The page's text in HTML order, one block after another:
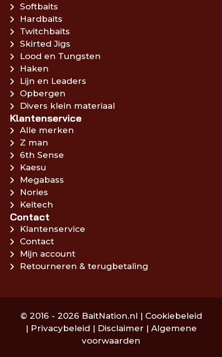
Softbaits
Hardbaits
Twitchbaits
Skirted Jigs
Lood en Tungsten
Haken
Lijn en Leaders
Opbergen
Divers klein materiaal
Klantenservice
Alle merken
Z man
6th Sense
Kaesu
Megabass
Nories
Keitech
Contact
Klantenservice
Contact
Mijn account
Retourneren & terugbetaling
© 2016 - 2026 BaitNation.nl | Cookiebeleid
| Privacybeleid | Disclaimer | Algemene
voorwaarden